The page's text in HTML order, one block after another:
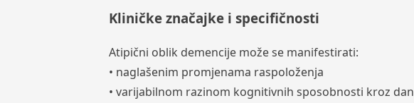
Kliničke značajke i specifičnosti
Atipični oblik demencije može se manifestirati:
• naglašenim promjenama raspoloženja
• varijabilnom razinom kognitivnih sposobnosti kroz dan